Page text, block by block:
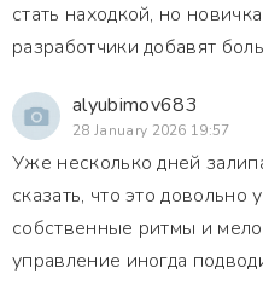
стать находкой, но
разработчики добавят
alyubimov683
28 January 2026 19:57
Уже несколько дней
сказать, что это довольно
собственные ритмы и
управление иногда